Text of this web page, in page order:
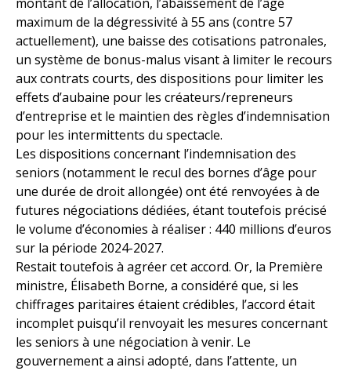
maximum de la dégressivité à 55 ans (contre 57
actuellement), une baisse des cotisations patronales,
un système de bonus-malus visant à limiter le recours
aux contrats courts, des dispositions pour limiter les
effets d’aubaine pour les créateurs/repreneurs
d’entreprise et le maintien des règles d’indemnisation
pour les intermittents du spectacle.
Les dispositions concernant l’indemnisation des
seniors (notamment le recul des bornes d’âge pour
une durée de droit allongée) ont été renvoyées à de
futures négociations dédiées, étant toutefois précisé
le volume d’économies à réaliser : 440 millions d’euros
sur la période 2024-2027.
Restait toutefois à agréer cet accord. Or, la Première
ministre, Élisabeth Borne, a considéré que, si les
chiffrages paritaires étaient crédibles, l’accord était
incomplet puisqu’il renvoyait les mesures concernant
les seniors à une négociation à venir. Le
gouvernement a ainsi adopté, dans l’attente, un